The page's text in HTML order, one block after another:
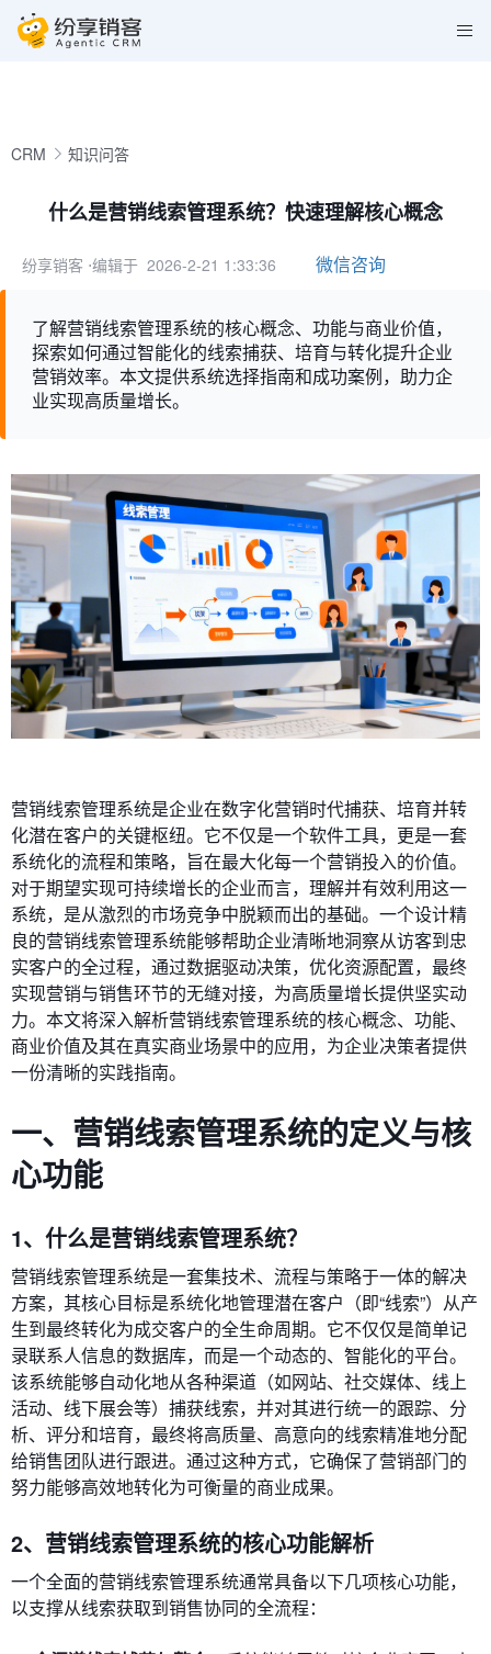
CRM 知识问答
什么是营销线索管理系统？快速理解核心概念
纷享销客 ⋅编辑于 2026-2-21 1:33:36 微信咨询
了解营销线索管理系统的核心概念、功能与商业价值，
探索如何通过智能化的线索捕获、培育与转化提升企业
营销效率。本文提供系统选择指南和成功案例，助力企
业实现高质量增长。
营销线索管理系统是企业在数字化营销时代捕获、培育并转
化潜在客户的关键枢纽。它不仅是一个软件工具，更是一套
系统化的流程和策略，旨在最大化每一个营销投入的价值。
对于期望实现可持续增长的企业而言，理解并有效利用这一
系统，是从激烈的市场竞争中脱颖而出的基础。一个设计精
良的营销线索管理系统能够帮助企业清晰地洞察从访客到忠
实客户的全过程，通过数据驱动决策，优化资源配置，最终
实现营销与销售环节的无缝对接，为高质量增长提供坚实动
力。本文将深入解析营销线索管理系统的核心概念、功能、
商业价值及其在真实商业场景中的应用，为企业决策者提供
一份清晰的实践指南。
一、营销线索管理系统的定义与核
心功能
1、什么是营销线索管理系统？
营销线索管理系统是一套集技术、流程与策略于一体的解决
方案，其核心目标是系统化地管理潜在客户（即“线索”）从产
生到最终转化为成交客户的全生命周期。它不仅仅是简单记
录联系人信息的数据库，而是一个动态的、智能化的平台。
该系统能够自动化地从各种渠道（如网站、社交媒体、线上
活动、线下展会等）捕获线索，并对其进行统一的跟踪、分
析、评分和培育，最终将高质量、高意向的线索精准地分配
给销售团队进行跟进。通过这种方式，它确保了营销部门的
努力能够高效地转化为可衡量的商业成果。
2、营销线索管理系统的核心功能解析
一个全面的营销线索管理系统通常具备以下几项核心功能，
以支撑从线索获取到销售协同的全流程：